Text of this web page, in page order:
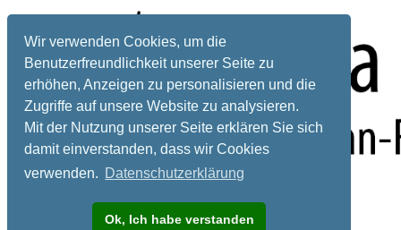
Wir verwenden Cookies, um die
Benutzerfreundlichkeit unserer Seite zu
erhöhen, Anzeigen zu personalisieren und die
Zugriffe auf unsere Website zu analysieren.
Mit der Nutzung unserer Seite erklären Sie sich
damit einverstanden, dass wir Cookies
verwenden. Datenschutzerklärung
Ok, Ich habe verstanden
Registrieren